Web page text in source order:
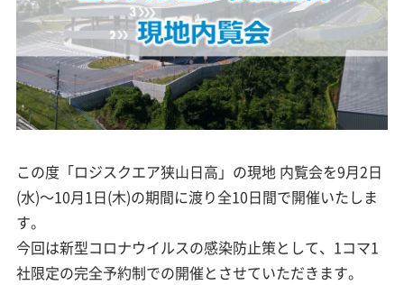
この度「ロジスクエア狭山日高」の現地 内覧会を9月2日
(水)～10月1日(木)の期間に渡り全10日間で開催いたしま
す。
今回は新型コロナウイルスの感染防止策として、1コマ1
社限定の完全予約制での開催とさせていただきます。